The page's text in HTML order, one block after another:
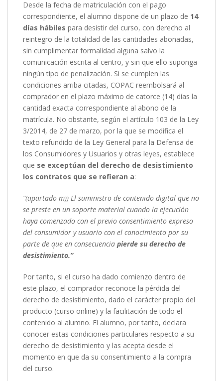
Desde la fecha de matriculación con el pago
correspondiente, el alumno dispone de un plazo de 14
días hábiles para desistir del curso, con derecho al
reintegro de la totalidad de las cantidades abonadas,
sin cumplimentar formalidad alguna salvo la
comunicación escrita al centro, y sin que ello suponga
ningún tipo de penalización. Si se cumplen las
condiciones arriba citadas, COPAC reembolsará al
comprador en el plazo máximo de catorce (14) días la
cantidad exacta correspondiente al abono de la
matrícula. No obstante, según el artículo 103 de la Ley
3/2014, de 27 de marzo, por la que se modifica el
texto refundido de la Ley General para la Defensa de
los Consumidores y Usuarios y otras leyes, establece
que se exceptúan del derecho de desistimiento
los contratos que se refieran a:
“(apartado m)) El suministro de contenido digital que no
se preste en un soporte material cuando la ejecución
haya comenzado con el previo consentimiento expreso
del consumidor y usuario con el conocimiento por su
parte de que en consecuencia pierde su derecho de
desistimiento.”
Por tanto, si el curso ha dado comienzo dentro de
este plazo, el comprador reconoce la pérdida del
derecho de desistimiento, dado el carácter propio del
producto (curso online) y la facilitación de todo el
contenido al alumno. El alumno, por tanto, declara
conocer estas condiciones particulares respecto a su
derecho de desistimiento y las acepta desde el
momento en que da su consentimiento a la compra
del curso.